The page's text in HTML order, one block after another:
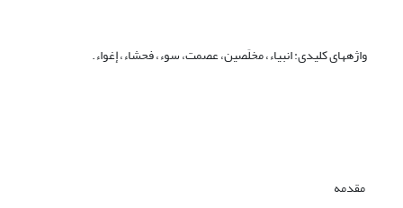
واژه‎های کلیدی: انبیاء، مخلَصین، عصمت، سوء، فحشاء، إغواء.
مقدمه